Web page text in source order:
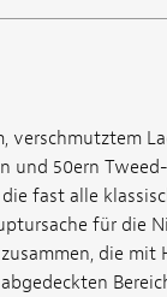
50ern
fast alle
für die
die mit